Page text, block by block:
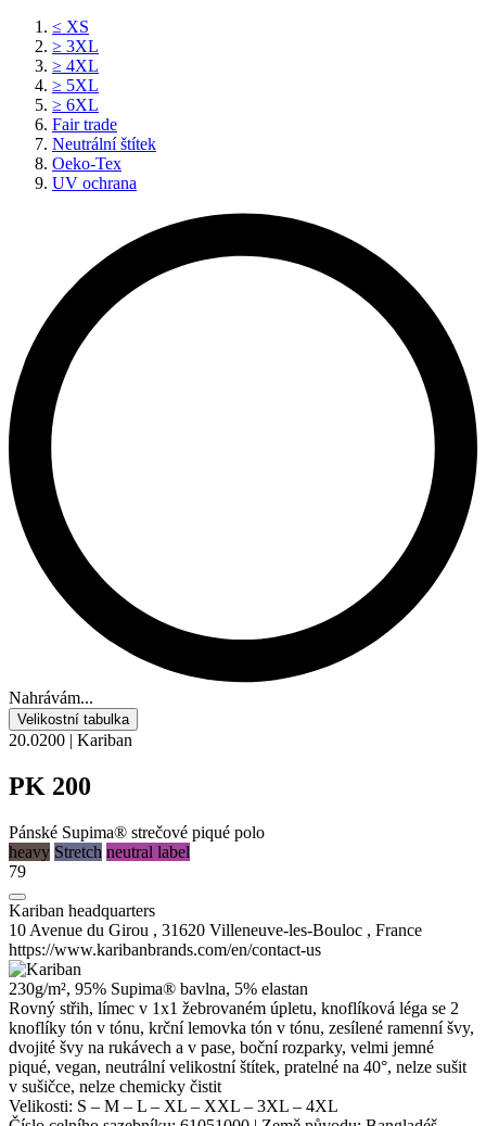
≤ XS
≥ 3XL
≥ 4XL
≥ 5XL
≥ 6XL
Fair trade
Neutrální štítek
Oeko-Tex
UV ochrana
Nahrávám...
Velikostní tabulka
20.0200 | Kariban
PK 200
Pánské Supima® strečové piqué polo
heavy Stretch neutral label
79
Kariban headquarters
10 Avenue du Girou , 31620 Villeneuve-les-Bouloc , France
https://www.karibanbrands.com/en/contact-us
230g/m², 95% Supima® bavlna, 5% elastan
Rovný střih, límec v 1x1 žebrovaném úpletu, knoflíková léga se 2
knoflíky tón v tónu, krční lemovka tón v tónu, zesílené ramenní švy,
dvojité švy na rukávech a v pase, boční rozparky, velmi jemné
piqué, vegan, neutrální velikostní štítek, pratelné na 40°, nelze sušit
v sušičce, nelze chemicky čistit
Velikosti: S – M – L – XL – XXL – 3XL – 4XL